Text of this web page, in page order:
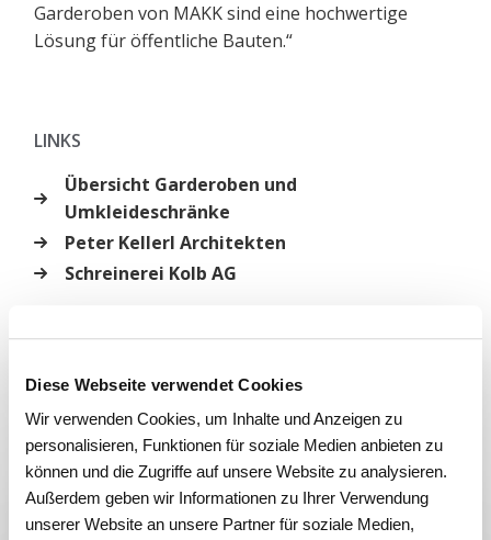
Diese Webseite verwendet Cookies
Wir verwenden Cookies, um Inhalte und Anzeigen zu
personalisieren, Funktionen für soziale Medien anbieten zu
können und die Zugriffe auf unsere Website zu analysieren.
Außerdem geben wir Informationen zu Ihrer Verwendung
unserer Website an unsere Partner für soziale Medien,
Garderoben von MAKK sind eine hochwertige
Lösung für öffentliche Bauten.“
LINKS
Übersicht Garderoben und
Umkleideschränke
Peter Kellerl Architekten
Schreinerei Kolb AG
KATEGORIE